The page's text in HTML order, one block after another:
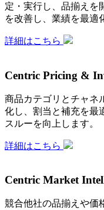
定・実行し、品揃えを
を改善し、業績を最適
詳細はこちら
Centric Pricing &
商品カテゴリとチャネ
化し、割当と補充を最
スルーを向上します。
詳細はこちら
Centric Market
競合他社の品揃えや価